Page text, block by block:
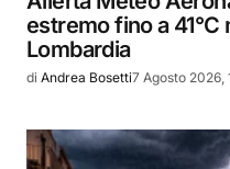
estremo fino a 41°C
Lombardia
di Andrea Bosetti7 Agosto 2026,